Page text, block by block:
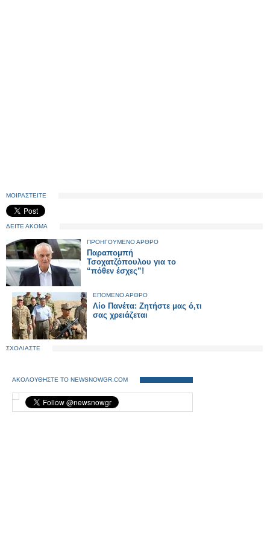
ΜΟΙΡΑΣΤΕΙΤΕ
ΔΕΙΤΕ ΑΚΟΜΑ
ΠΡΟΗΓΟΥΜΕΝΟ ΑΡΘΡΟ
Παραπομπή
Τσοχατζόπουλου για το
“πόθεν έσχες”!
ΕΠΟΜΕΝΟ ΑΡΘΡΟ
Λίο Πανέτα: Ζητήστε μας ό,τι
σας χρειάζεται
ΣΧΟΛΙΑΣΤΕ
ΑΚΟΛΟΥΘΗΣΤΕ ΤΟ NEWSNOWGR.COM